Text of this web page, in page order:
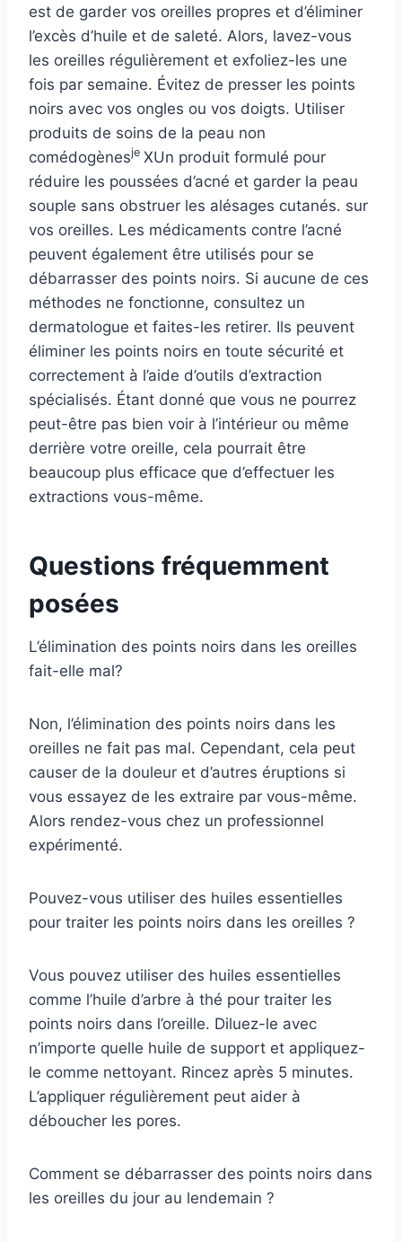
est de garder vos oreilles propres et d’éliminer
l’excès d’huile et de saleté. Alors, lavez-vous
les oreilles régulièrement et exfoliez-les une
fois par semaine. Évitez de presser les points
noirs avec vos ongles ou vos doigts. Utiliser
produits de soins de la peau non
comédogènesje XUn produit formulé pour
réduire les poussées d’acné et garder la peau
souple sans obstruer les alésages cutanés. sur
vos oreilles. Les médicaments contre l’acné
peuvent également être utilisés pour se
débarrasser des points noirs. Si aucune de ces
méthodes ne fonctionne, consultez un
dermatologue et faites-les retirer. Ils peuvent
éliminer les points noirs en toute sécurité et
correctement à l’aide d’outils d’extraction
spécialisés. Étant donné que vous ne pourrez
peut-être pas bien voir à l’intérieur ou même
derrière votre oreille, cela pourrait être
beaucoup plus efficace que d’effectuer les
extractions vous-même.
Questions fréquemment
posées
L’élimination des points noirs dans les oreilles
fait-elle mal?
Non, l’élimination des points noirs dans les
oreilles ne fait pas mal. Cependant, cela peut
causer de la douleur et d’autres éruptions si
vous essayez de les extraire par vous-même.
Alors rendez-vous chez un professionnel
expérimenté.
Pouvez-vous utiliser des huiles essentielles
pour traiter les points noirs dans les oreilles ?
Vous pouvez utiliser des huiles essentielles
comme l’huile d’arbre à thé pour traiter les
points noirs dans l’oreille. Diluez-le avec
n’importe quelle huile de support et appliquez-
le comme nettoyant. Rincez après 5 minutes.
L’appliquer régulièrement peut aider à
déboucher les pores.
Comment se débarrasser des points noirs dans
les oreilles du jour au lendemain ?